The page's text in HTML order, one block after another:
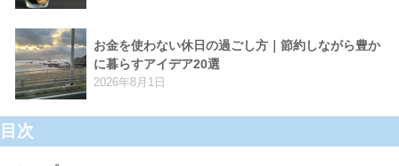
お金を使わない休日の過ごし方｜節約しながら豊か
に暮らすアイデア20選
2026年8月1日
目次